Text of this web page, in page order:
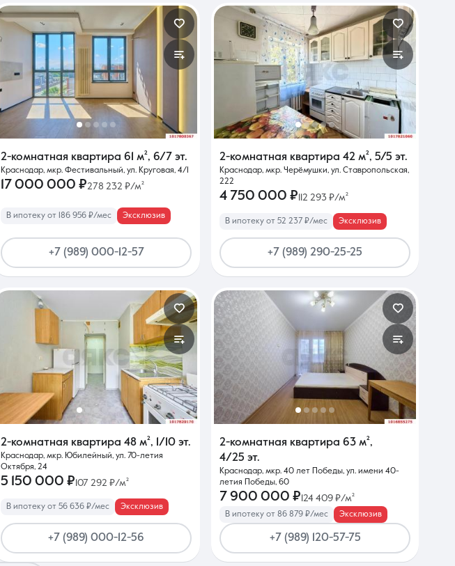
2-комнатная квартира 61 м², 6/7 эт.
Краснодар, мкр. Фестивальный, ул. Круговая, 4/1
17 000 000 ₽278 232 ₽/м²
В ипотеку от 186 956 ₽/мес Эксклюзив
+7 (989) 000-12-57
2-комнатная квартира 42 м², 5/5 эт.
Краснодар, мкр. Черёмушки, ул. Ставропольская,
222
4 750 000 ₽ 112 293 ₽/м²
В ипотеку от 52 237 ₽/мес Эксклюзив
+7 (989) 290-25-25
2-комнатная квартира 48 м², 1/10 эт.
Краснодар, мкр. Юбилейный, ул. 70-летия
Октября, 24
5 150 000 ₽107 292 ₽/м²
В ипотеку от 56 636 ₽/мес Эксклюзив
+7 (989) 000-12-56
2-комнатная квартира 63 м²,
4/25 эт.
Краснодар, мкр. 40 лет Победы, ул. имени 40-
летия Победы, 60
7 900 000 ₽124 409 ₽/м²
В ипотеку от 86 879 ₽/мес Эксклюзив
+7 (989) 120-57-75